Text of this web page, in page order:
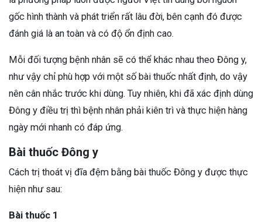
gốc hình thành và phát triển rất lâu đời, bên cạnh đó được
đánh giá là an toàn và có độ ổn định cao.
Mỗi đối tượng bệnh nhân sẽ có thể khác nhau theo Đông y,
như vậy chỉ phù hợp với một số bài thuốc nhất định, do vậy
nên cân nhắc trước khi dùng. Tuy nhiên, khi đã xác định dùng
Đông y điều trị thì bệnh nhân phải kiên trì và thực hiện hàng
ngày mới nhanh có đáp ứng.
Bài thuốc Đông y
Cách trị thoát vị đĩa đệm bằng bài thuốc Đông y được thực
hiện như sau:
Bài thuốc 1